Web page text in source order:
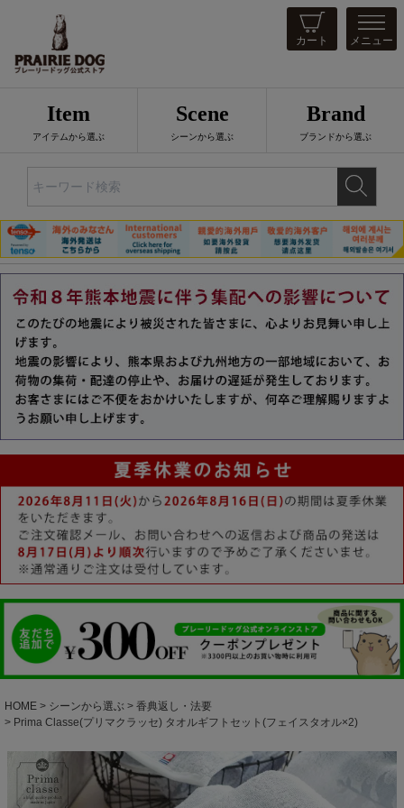
カート メニュー
Item
アイテムから選ぶ
Scene
シーンから選ぶ
Brand
ブランドから選ぶ
HOME シーンから選ぶ
香典返し・法要
Prima Classe(プリマクラッセ) タオルギフトセット(フェイスタオル×2)